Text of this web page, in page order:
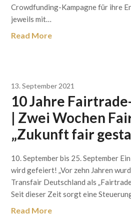
Crowdfunding-Kampagne für ihre
jeweils mit…
Read More
13. September 2021
10 Jahre
| Zwei Wochen
„Zukunft fair
10. September bis 25. September
wird gefeiert! „Vor zehn Jahren
Transfair Deutschland als
Seit dieser Zeit sorgt eine
Read More